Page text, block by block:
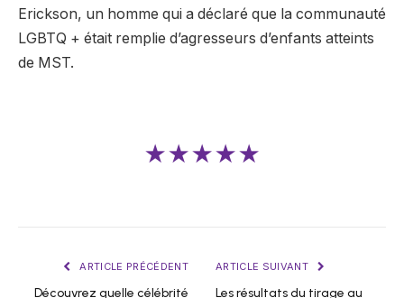
Erickson, un homme qui a déclaré que la communauté
LGBTQ + était remplie d’agresseurs d’enfants atteints
de MST.
★★★★★
ARTICLE PRÉCÉDENT
Découvrez quelle célébrité
ARTICLE SUIVANT
Les résultats du tirage au